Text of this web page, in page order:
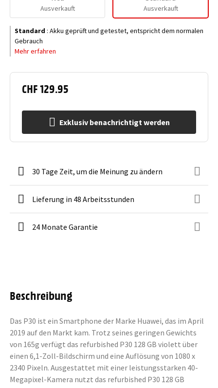
CHF 129.95
Exklusiv benachrichtigt werden
Ausverkauft Ausverkauft
Standard : Akku geprüft und getestet, entspricht dem normalen
Gebrauch
Mehr erfahren
30 Tage Zeit, um die Meinung zu ändern
Lieferung in 48 Arbeitsstunden
24 Monate Garantie
Beschreibung
Das P30 ist ein Smartphone der Marke Huawei, das im April
2019 auf den Markt kam. Trotz seines geringen Gewichts
von 165g verfügt das refurbished P30 128 GB violett über
einen 6,1-Zoll-Bildschirm und eine Auflösung von 1080 x
2340 Pixeln. Ausgestattet mit einer leistungsstarken 40-
Megapixel-Kamera nutzt das refurbished P30 128 GB